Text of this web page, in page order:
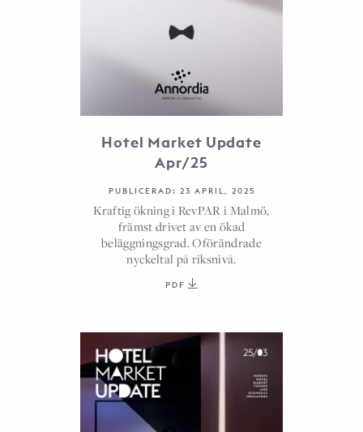
Hotel Market Update
Apr/25
PUBLICERAD: 23 APRIL, 2025
Kraftig ökning i RevPAR i Malmö,
främst drivet av en ökad
beläggningsgrad. Oförändrade
nyckeltal på riksnivå.
PDF